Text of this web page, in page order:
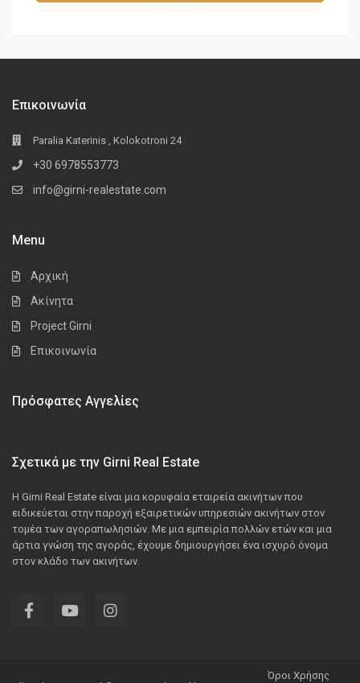
Επικοινωνία
Paralia Katerinis , Kolokotroni 24
+30 6978553773
info@girni-realestate.com
Menu
Αρχική
Ακίνητα
Project Girni
Επικοινωνία
Πρόσφατες Αγγελίες
Σχετικά με την Girni Real Estate
Η Girni Real Estate είναι μια κορυφαία εταιρεία ακινήτων που
ειδικεύεται στην παροχή εξαιρετικών υπηρεσιών ακινήτων στον
τομέα των αγοραπωλησιών. Με μια εμπειρία πολλών ετών και μια
άρτια γνώση της αγοράς, έχουμε δημιουργήσει ένα ισχυρό όνομα
στον κλάδο των ακινήτων.
Όροι Χρήσης